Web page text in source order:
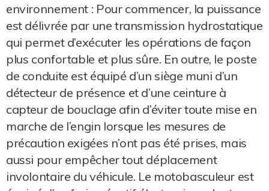
environnement : Pour commencer, la puissance
est délivrée par une transmission hydrostatique
qui permet d’exécuter les opérations de façon
plus confortable et plus sûre. En outre, le poste
de conduite est équipé d’un siège muni d’un
détecteur de présence et d’une ceinture à
capteur de bouclage afin d’éviter toute mise en
marche de l’engin lorsque les mesures de
précaution exigées n’ont pas été prises, mais
aussi pour empêcher tout déplacement
involontaire du véhicule. Le motobasculeur est